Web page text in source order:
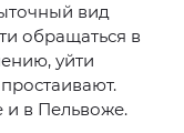
вид
обращаться в
уйти
и в Пельвоже.